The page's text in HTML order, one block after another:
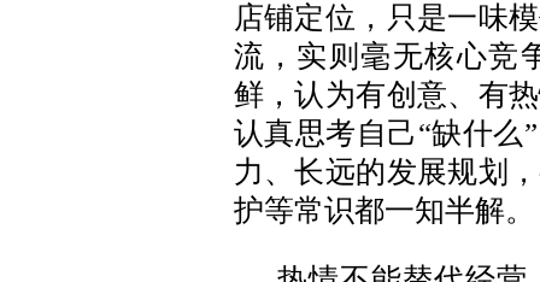
店铺定位，只是一味
流，实则毫无核心竞
鲜，认为有创意、有
认真思考自己“缺什么
力、长远的发展规划
护等常识都一知半解。